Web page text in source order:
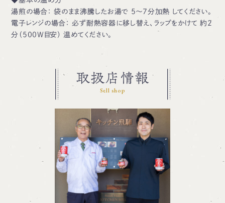
湯煎の場合： 袋のまま沸騰したお湯で 5〜7分加熱 してください。
電子レンジの場合： 必ず耐熱容器に移し替え、ラップをかけて 約2
分（500W目安） 温めてください。
取扱店情報
Sell shop